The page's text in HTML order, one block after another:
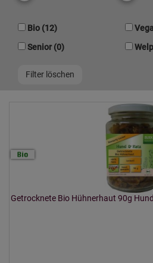
Bio (12)
Senior (0)
Getrocknete Bio Hühnerhaut 90g